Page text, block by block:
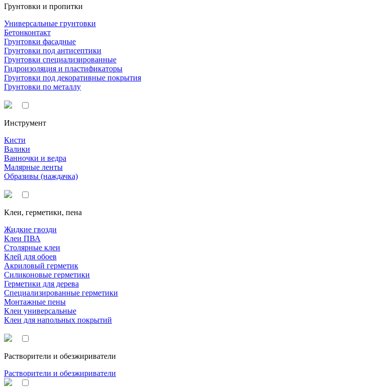
Грунтовки и пропитки
Универсальные грунтовки
Бетонконтакт
Грунтовки фасадные
Грунтовки под антисептики
Грунтовки специализированные
Гидроизоляция и пластификаторы
Грунтовки под декоративные покрытия
Грунтовки по металлу
Инструмент
Кисти
Валики
Ванночки и ведра
Малярные ленты
Образивы (наждачка)
Клеи, герметики, пена
Жидкие гвозди
Клеи ПВА
Столярные клеи
Клей для обоев
Акриловый герметик
Силиконовые герметики
Герметики для дерева
Специализированные герметики
Монтажные пены
Клеи универсальные
Клеи для напольных покрытий
Растворители и обезжириватели
Растворители и обезжириватели